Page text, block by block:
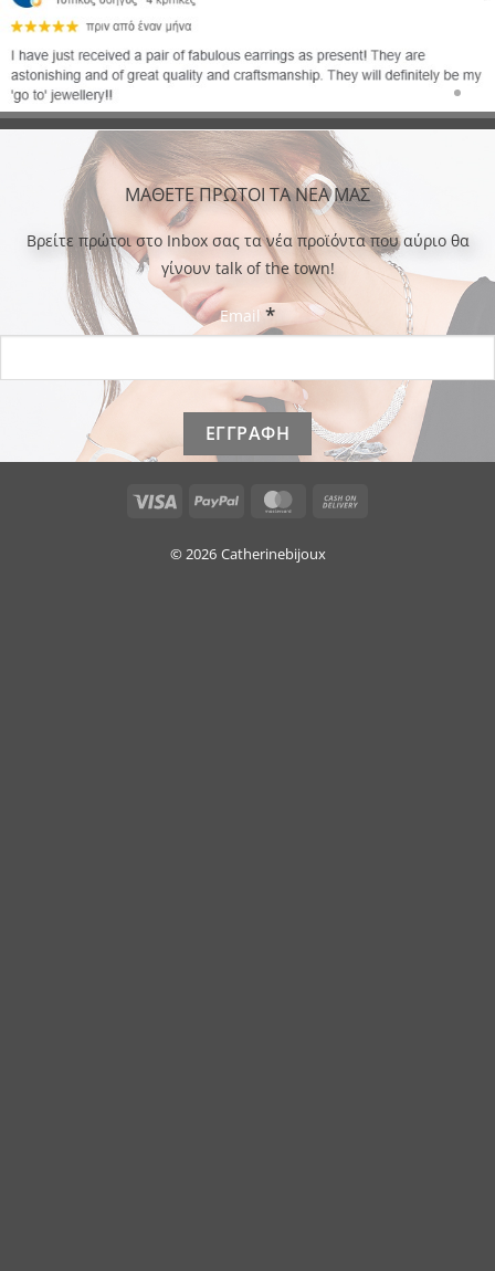
ΜΑΘΕΤΕ ΠΡΩΤΟΙ ΤΑ ΝΕΑ ΜΑΣ
Bρείτε πρώτοι στο Inbox σας τα νέα προϊόντα που αύριο θα
γίνουν talk of the town!
Email *
Visa PayPal MasterCard
© 2026 Catherinebijoux